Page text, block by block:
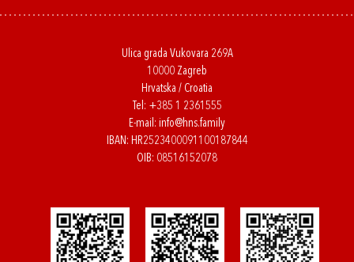
Ulica grada Vukovara 269A
10000 Zagreb
Hrvatska / Croatia
Tel: +385 1 2361555
E-mail: info@hns.family
IBAN: HR2523400091100187844
OIB: 08516152078